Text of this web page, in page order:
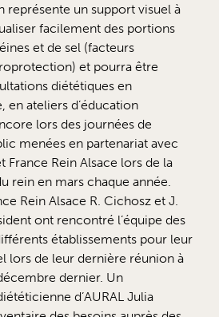
représente un support visuel à
facilement des portions
et de sel (facteurs
et pourra être
diététiques en
en ateliers d’éducation
lors des journées de
menées en partenariat avec
France Rein Alsace lors de la
rein en mars chaque année.
Rein Alsace R. Cichosz et J.
ont rencontré l’équipe des
établissements pour leur
lors de leur dernière réunion à
dernier. Un
d’AURAL Julia